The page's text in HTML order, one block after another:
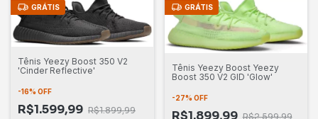
GRÁTIS
Tênis Yeezy Boost 350 V2
'Cinder Reflective'
-16% OFF
R$1.599,99 R$1.899,99
GRÁTIS
Tênis Yeezy Boost Yeezy
Boost 350 V2 GID 'Glow'
-27% OFF
R$1.899,99 R$2.599,99